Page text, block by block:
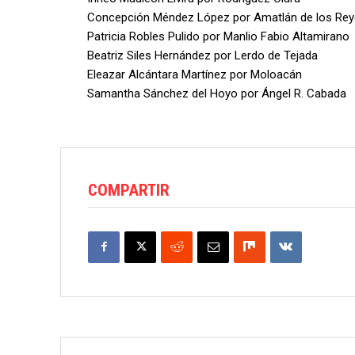
Concepción Méndez López por Amatlán de los
Patricia Robles Pulido por Manlio Fabio Altamirano
Beatriz Siles Hernández por Lerdo de Tejada
Eleazar Alcántara Martínez por Moloacán
Samantha Sánchez del Hoyo por Ángel R. Cabada
COMPARTIR